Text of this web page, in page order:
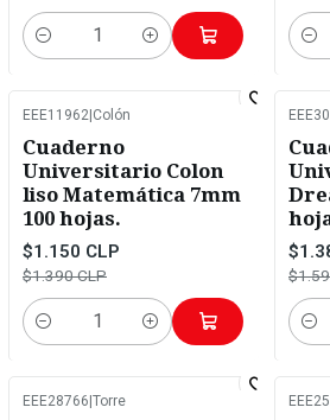
Cantidad
EEE11962 Colón
Cuaderno
Universitario Colon
liso Matemática 7mm
100 hojas.
$1.150 CLP
$1.390 CLP
Cantidad
EEE28766 Torre